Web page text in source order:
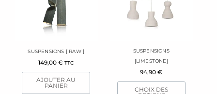
SUSPENSIONS [ RAW ]
149,00€ TTC
AJOUTER AU
PANIER
SUSPENSIONS
[LIMESTONE]
94,90€
CHOIX DES
page